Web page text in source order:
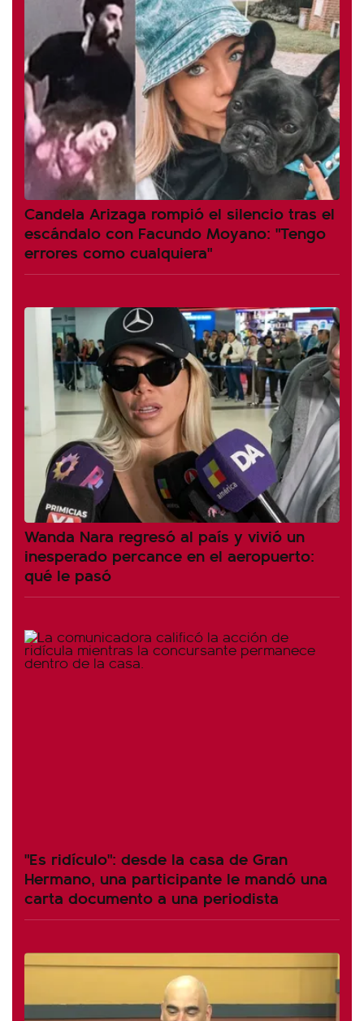
Candela Arizaga rompió el silencio tras el
escándalo con Facundo Moyano: "Tengo
errores como cualquiera"
Wanda Nara regresó al país y vivió un
inesperado percance en el aeropuerto:
qué le pasó
"Es ridículo": desde la casa de Gran
Hermano, una participante le mandó una
carta documento a una periodista